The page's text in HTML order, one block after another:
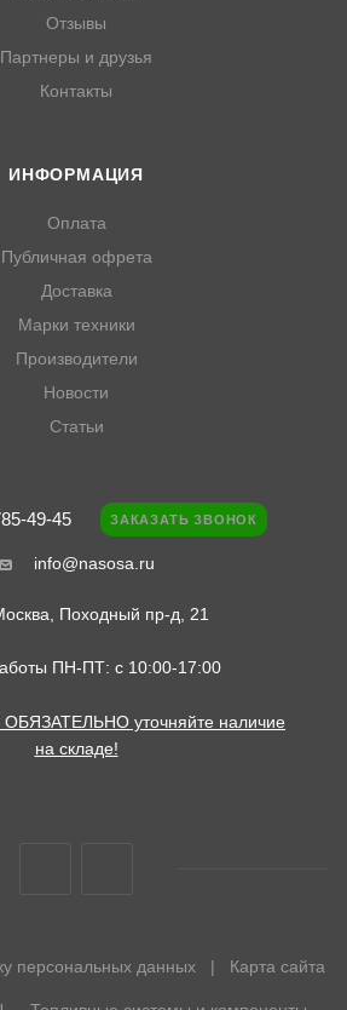
Отзывы
Партнеры и друзья
Контакты
ИНФОРМАЦИЯ
Оплата
Публичная офрета
Доставка
Марки техники
Производители
Новости
Статьи
49-45 ЗАКАЗАТЬ ЗВОНОК
info@nasosa.ru
Походный пр-д, 21
ПН-ПТ: с 10:00-17:00
ОБЯЗАТЕЛЬНО уточняйте наличие
на складе!
персональных данных | Карта сайта